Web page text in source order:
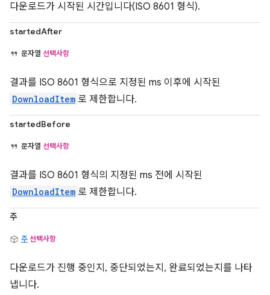
다운로드가 시작된 시간입니다(ISO 8601 형식).
startedAfter
문자열 선택사항
결과를 ISO 8601 형식으로 지정된 ms 이후에 시작된
DownloadItem 로 제한합니다.
startedBefore
문자열 선택사항
결과를 ISO 8601 형식의 지정된 ms 전에 시작된
DownloadItem 로 제한합니다.
주
주 선택사항
다운로드가 진행 중인지, 중단되었는지, 완료되었는지를 나타
냅니다.